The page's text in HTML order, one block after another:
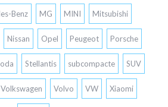
Benz MG MINI Mitsubishi
Nissan Opel Peugeot Porsche
Stellantis subcompacte SUV
Volkswagen Volvo VW Xiaomi